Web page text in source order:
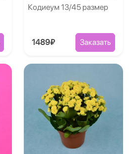
Кодиеум 13/45 размер
1489₽ Заказать